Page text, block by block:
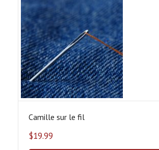
Camille sur le fil
$19.99